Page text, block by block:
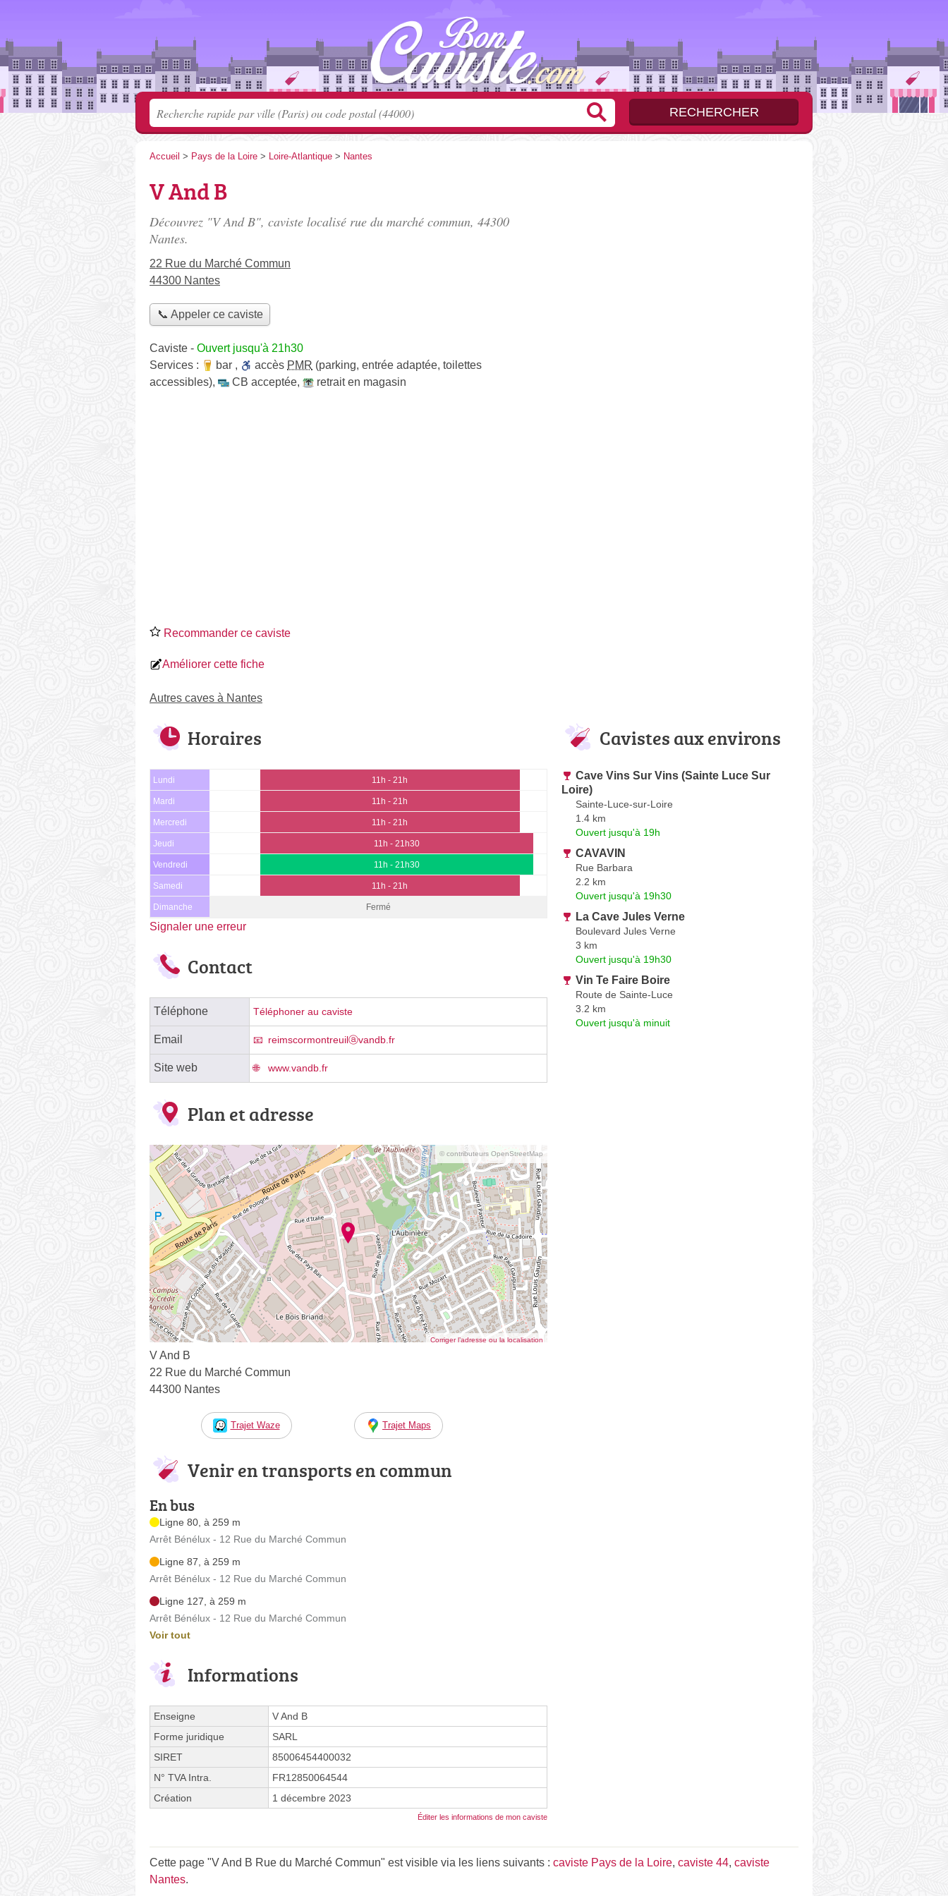
Accueil > Pays de la Loire > Loire-Atlantique > Nantes
V And B
Découvrez "V And B", caviste localisé rue du marché commun, 44300
Nantes.
22 Rue du Marché Commun
44300 Nantes
📞 Appeler ce caviste
Caviste - Ouvert jusqu'à 21h30
Services :
bar , accès PMR (parking, entrée adaptée, toilettes
accessibles), CB acceptée, retrait en magasin
Recommander ce caviste
Améliorer cette fiche
Autres caves à Nantes
Horaires
Lundi 11h - 21h
Mardi 11h - 21h
Mercredi 11h - 21h
Jeudi 11h - 21h30
Vendredi 11h - 21h30
Samedi 11h - 21h
Dimanche Fermé
Signaler une erreur
Contact
Téléphone Téléphoner au caviste
Email reimscormontreuilⓐvandb.fr
Site web www.vandb.fr
Plan et adresse
© contributeurs OpenStreetMap
Corriger l’adresse ou la localisation
V And B
22 Rue du Marché Commun
44300 Nantes
Trajet Waze Trajet Maps
Venir en transports en commun
En bus
Ligne 80, à 259 m
Arrêt Bénélux - 12 Rue du Marché Commun
Ligne 87, à 259 m
Arrêt Bénélux - 12 Rue du Marché Commun
Ligne 127, à 259 m
Arrêt Bénélux - 12 Rue du Marché Commun
Voir tout
Informations
Enseigne
V And B
Forme juridique
SARL
SIRET
85006454400032
N° TVA Intra.
FR12850064544
Création
1 décembre 2023
Éditer les informations de mon caviste
Cavistes aux environs
Cave Vins Sur Vins (Sainte Luce Sur
Loire)
Sainte-Luce-sur-Loire
1.4 km
Ouvert jusqu'à 19h
CAVAVIN
Rue Barbara
2.2 km
Ouvert jusqu'à 19h30
La Cave Jules Verne
Boulevard Jules Verne
3 km
Ouvert jusqu'à 19h30
Vin Te Faire Boire
Route de Sainte-Luce
3.2 km
Ouvert jusqu'à minuit
Cette page "V And B Rue du Marché Commun" est visible via les liens suivants : caviste Pays de la Loire, caviste 44, caviste
Nantes.